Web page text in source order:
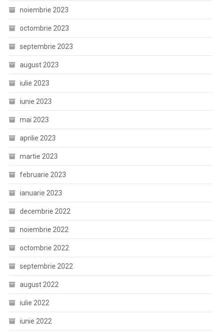
noiembrie 2023
octombrie 2023
septembrie 2023
august 2023
iulie 2023
iunie 2023
mai 2023
aprilie 2023
martie 2023
februarie 2023
ianuarie 2023
decembrie 2022
noiembrie 2022
octombrie 2022
septembrie 2022
august 2022
iulie 2022
iunie 2022